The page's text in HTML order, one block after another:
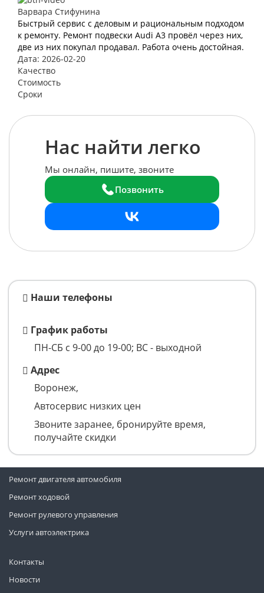
Варвара Стифунина
Быстрый сервис с деловым и рациональным подходом
к ремонту. Ремонт подвески Audi A3 провёл через них,
две из них покупал продавал. Работа очень достойная.
Дата: 2026-02-20
Качество
Стоимость
Сроки
Нас найти легко
Мы онлайн, пишите, звоните
Позвонить
Наши телефоны
График работы
ПН-СБ с 9-00 до 19-00; ВС - выходной
Адрес
Воронеж,
Автосервис низких цен
Звоните заранее, бронируйте время,
получайте скидки
Контакты
Новости
Ремонт двигателя автомобиля
Ремонт ходовой
Ремонт рулевого управления
Услуги автоэлектрика